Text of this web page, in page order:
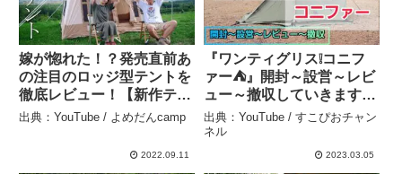
嫁が惚れた！？発売直前あ
の注目のロッジ型テントを
徹底レビュー！【新作テン
ト紹介】【北海道キャン
ェロッジ】 – よめだん
出典：YouTube / よめだんcamp
2022.09.11
『ワンティグリス❕コニフ
ァー⛺』開封～設営～レビ
ュー～撤収していきます
#ワンティグリスコニファ
ー #おすすめソロテント
#薪ストーブ – すこぴおチ
出典：YouTube / すこぴおチャン
ネル
2023.03.05